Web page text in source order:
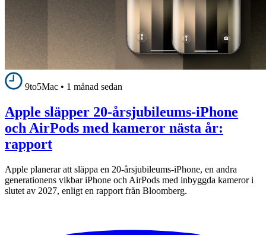
9to5Mac • 1 månad sedan
Apple släpper 20-årsjubileums-iPhone
och AirPods med kameror nästa år:
rapport
Apple planerar att släppa en 20-årsjubileums-iPhone, en andra
generationens vikbar iPhone och AirPods med inbyggda kameror i
slutet av 2027, enligt en rapport från Bloomberg.